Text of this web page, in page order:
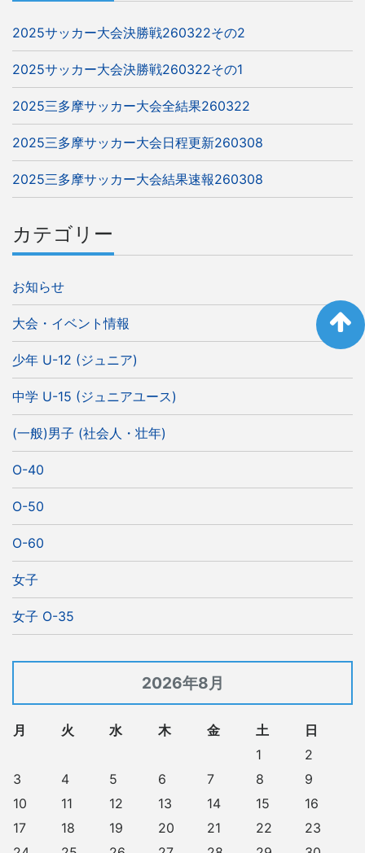
2025サッカー大会決勝戦260322その2
2025サッカー大会決勝戦260322その1
2025三多摩サッカー大会全結果260322
2025三多摩サッカー大会日程更新260308
2025三多摩サッカー大会結果速報260308
カテゴリー
お知らせ
大会・イベント情報
少年 U-12 (ジュニア)
中学 U-15 (ジュニアユース)
(一般)男子 (社会人・壮年)
O-40
O-50
O-60
女子
女子 O-35
2026年8月
月 火 水 木 金 土
日
1
2
3
4 5 6 7 8
9
10
11 12 13 14 15
16
17
18 19 20 21 22
23